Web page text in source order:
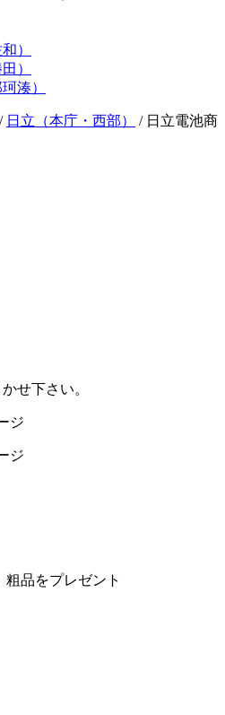
）
）
湊）
/ 日立（本庁・西部） / 日立電池商
せ下さい。
粗品をプレゼント